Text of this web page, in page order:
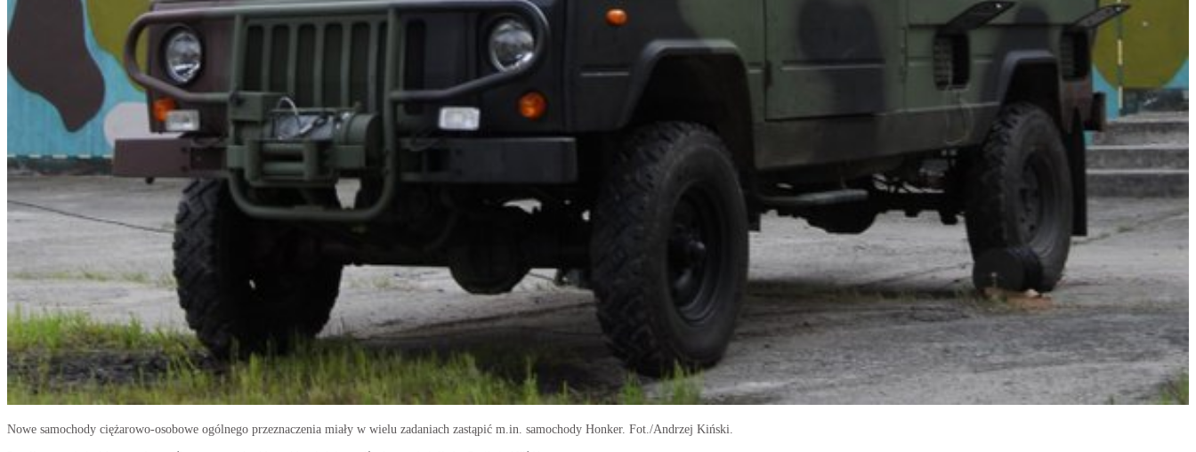
Nowe samochody ciężarowo-osobowe ogólnego przeznaczenia miały w wielu zadaniach zastąpić m.in. samochody Honker. Fot./Andrzej Kiński.